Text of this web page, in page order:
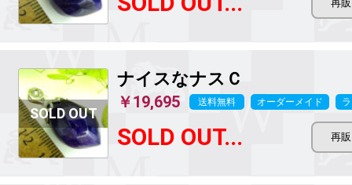
ナイスなナスＣ
￥19,695 送料無料 オーダーメイド
SOLD OUT...